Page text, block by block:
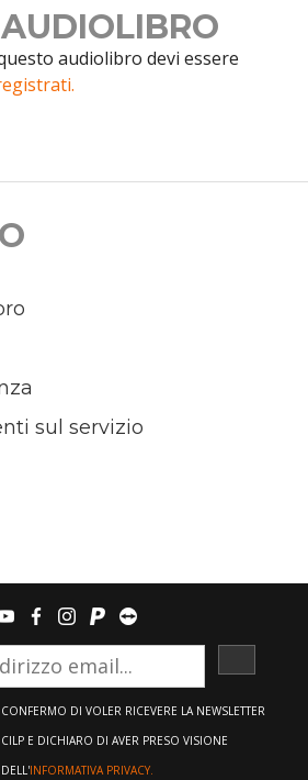
audiolibro devi essere
sul servizio
youtubefacebook
instagram
paypalteamviewer
CONFERMO DI VOLER RICEVERE LA NEWSLETTER
CILP E DICHIARO DI AVER PRESO VISIONE
DELL'INFORMATIVA PRIVACY.